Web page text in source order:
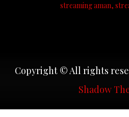
streaming aman
Copyright © All rights
Shadow